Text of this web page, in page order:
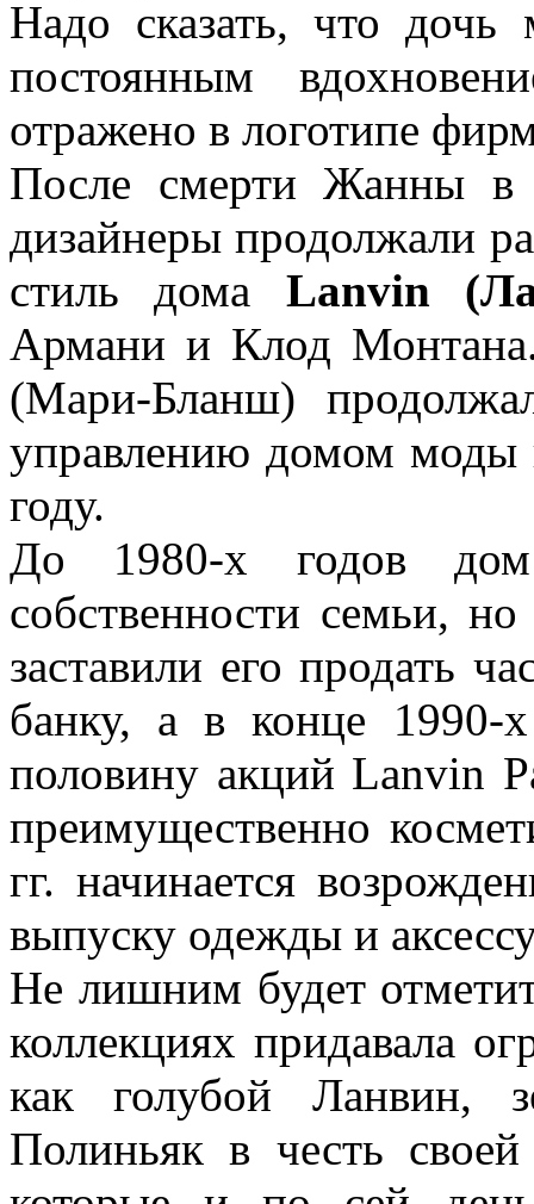
Надо сказать, что дочь
постоянным
отражено в логотипе
После смерти Жанны в
дизайнеры продолжали
стиль дома Lanvin
Армани и Клод
(Мари-Бланш)
управлению домом моды
году.
До 1980-х годов
собственности семьи,
заставили его продать
банку, а в конце 1990-
половину акций Lanvin
преимущественно
гг. начинается
выпуску одежды и
Не лишним будет
коллекциях придавала
как голубой Ланвин,
Полиньяк в честь